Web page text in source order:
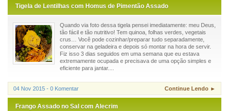
Tigela de Lentilhas com Homus de Pimentão Assado
Quando via foto dessa tigela pensei imediatamente: meu Deus,
tão fácil e tão nutritivo! Tem quinoa, folhas verdes, vegetais
crus… Você pode cozinhar/preparar tudo separadamente,
conservar na geladeira e depois só montar na hora de servir.
Fiz isso 3 dias seguidos em uma semana que eu estava
extremamente ocupada e precisava de uma opção simples e
eficiente para jantar....
04 Nov 2015 - 0 Komentar Continue Lendo ►
Frango Assado no Sal com Alecrim